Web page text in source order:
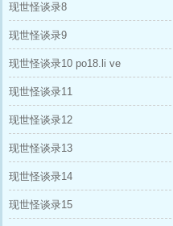
现世怪谈录8
现世怪谈录9
现世怪谈录10 po18.li ve
现世怪谈录11
现世怪谈录12
现世怪谈录13
现世怪谈录14
现世怪谈录15